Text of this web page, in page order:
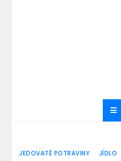
JEDOVATÉ POTRAVINY JÍDLO